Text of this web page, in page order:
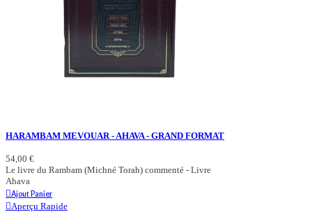
HARAMBAM MEVOUAR - AHAVA - GRAND FORMAT
54,00 €
Le livre du Rambam (Michné Torah) commenté - Livre
Ahava
Ajout Panier
Aperçu Rapide